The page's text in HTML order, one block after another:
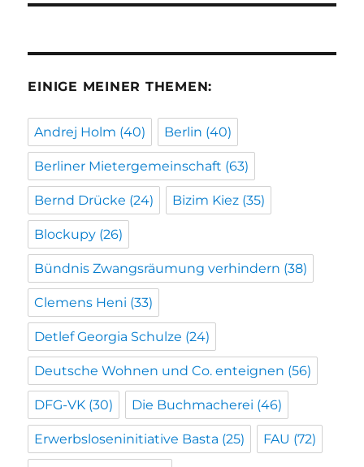
EINIGE MEINER THEMEN:
Andrej Holm (40) Berlin (40)
Berliner Mietergemeinschaft (63)
Bernd Drücke (24) Bizim Kiez (35)
Blockupy (26)
Bündnis Zwangsräumung verhindern (38)
Clemens Heni (33)
Detlef Georgia Schulze (24)
Deutsche Wohnen und Co. enteignen (56)
DFG-VK (30) Die Buchmacherei (46)
Erwerbsloseninitiative Basta (25) FAU (72)